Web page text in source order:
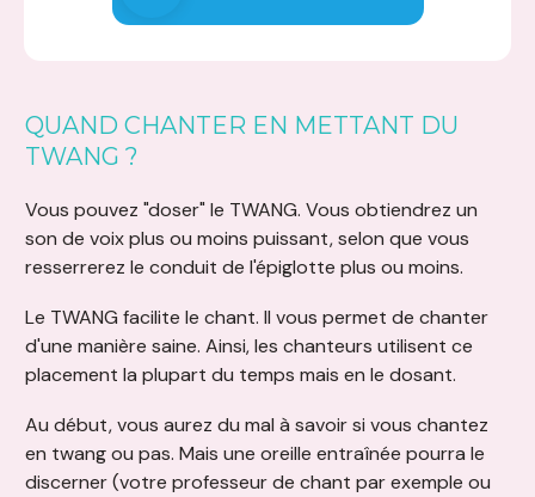
QUAND CHANTER EN METTANT DU
TWANG ?
Vous pouvez "doser" le TWANG. Vous obtiendrez un
son de voix plus ou moins puissant, selon que vous
resserrerez le conduit de l'épiglotte plus ou moins.
Le TWANG facilite le chant. Il vous permet de chanter
d'une manière saine. Ainsi, les chanteurs utilisent ce
placement la plupart du temps mais en le dosant.
Au début, vous aurez du mal à savoir si vous chantez
en twang ou pas. Mais une oreille entraînée pourra le
discerner (votre professeur de chant par exemple ou